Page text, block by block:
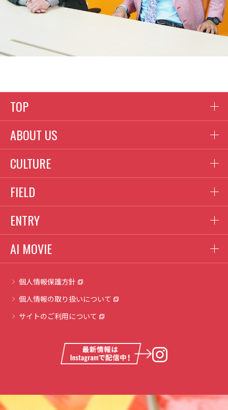
TOP
ABOUT US
CULTURE
FIELD
ENTRY
AI MOVIE
個人情報保護方針
個人情報の取り扱いについて
サイトのご利用について